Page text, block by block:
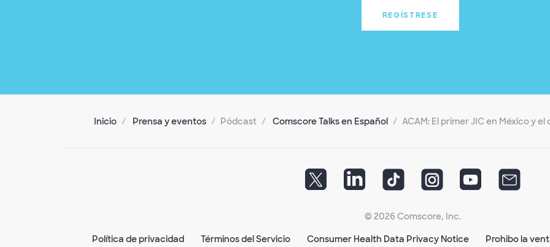
REGÍSTRESE
Inicio Prensa y eventos Pódcast Comscore Talks en Español ACAM: El primer JIC en México y
© 2026 Comscore, Inc.
Política de privacidad Términos del Servicio Consumer Health Data Privacy Notice Prohibo la